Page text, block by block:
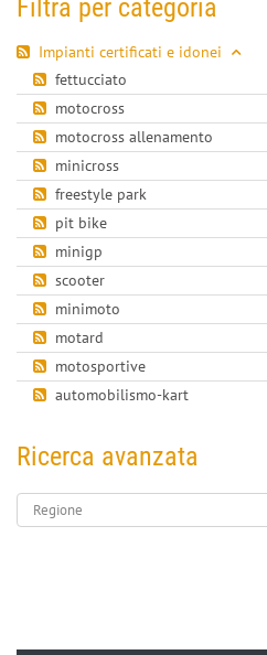
Filtra per categoria
Impianti certificati e idonei
fettucciato
motocross
motocross allenamento
minicross
freestyle park
pit bike
minigp
scooter
minimoto
motard
motosportive
automobilismo-kart
Ricerca avanzata
Regione